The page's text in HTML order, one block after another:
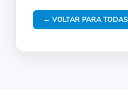
← VOLTAR PARA